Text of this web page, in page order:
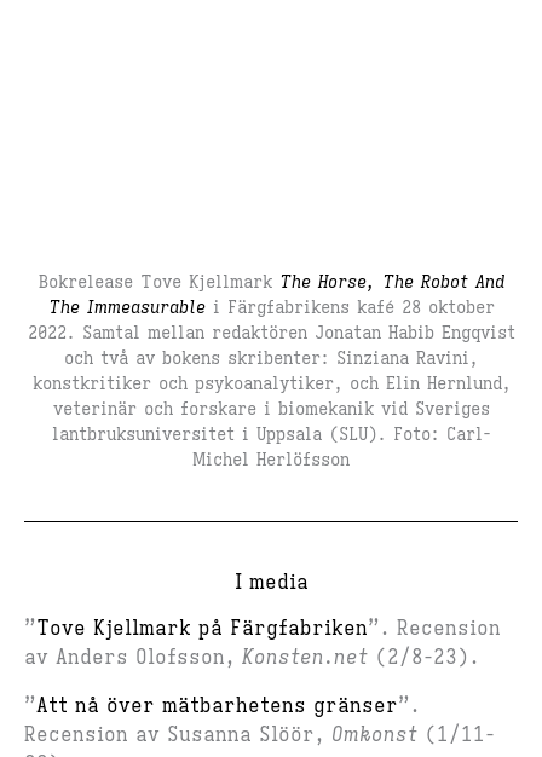
Bokrelease Tove Kjellmark The Horse, The Robot And
The Immeasurable i Färgfabrikens kafé 28 oktober
2022. Samtal mellan redaktören Jonatan Habib Engqvist
och två av bokens skribenter: Sinziana Ravini,
konstkritiker och psykoanalytiker, och Elin Hernlund,
veterinär och forskare i biomekanik vid Sveriges
lantbruksuniversitet i Uppsala (SLU). Foto: Carl-
Michel Herlöfsson
I media
”Tove Kjellmark på Färgfabriken”. Recension
av Anders Olofsson, Konsten.net (2/8-23).
”Att nå över mätbarhetens gränser”.
Recension av Susanna Slöör, Omkonst (1/11-